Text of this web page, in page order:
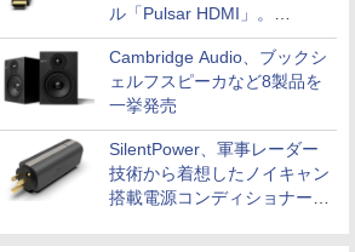
ル「Pulsar HDMI」。
SilentPowerから
Cambridge Audio、ブックシ
ェルフスピーカなど8製品を
一挙発売
SilentPower、軍事レーダー
技術から着想したノイキャン
搭載電源コンディショナー